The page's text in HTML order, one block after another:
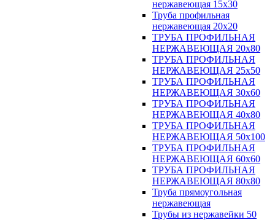
нержавеющая 15х30
Труба профильная
нержавеющая 20х20
ТРУБА ПРОФИЛЬНАЯ
НЕРЖАВЕЮЩАЯ 20х80
ТРУБА ПРОФИЛЬНАЯ
НЕРЖАВЕЮЩАЯ 25х50
ТРУБА ПРОФИЛЬНАЯ
НЕРЖАВЕЮЩАЯ 30х60
ТРУБА ПРОФИЛЬНАЯ
НЕРЖАВЕЮЩАЯ 40х80
ТРУБА ПРОФИЛЬНАЯ
НЕРЖАВЕЮЩАЯ 50х100
ТРУБА ПРОФИЛЬНАЯ
НЕРЖАВЕЮЩАЯ 60х60
ТРУБА ПРОФИЛЬНАЯ
НЕРЖАВЕЮЩАЯ 80х80
Труба прямоугольная
нержавеющая
Трубы из нержавейки 50